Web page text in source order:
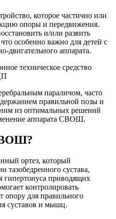
которое частично или
опоры и передвижения.
и/или развить
особенно важно для детей с
аппарата.
техническое средство
параличом, часто
правильной позы и
из оптимальных решений
аппарата СВОШ.
ортез, который
тазобедренного сустава,
гипертонуса приводящих
контролировать
опору для правильного
суставов и мышц.